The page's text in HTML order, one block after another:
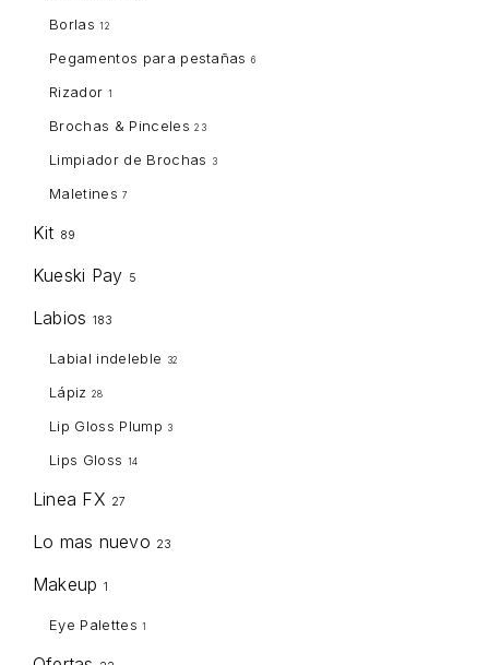
Borlas 12
Pegamentos para pestañas 6
Rizador 1
Brochas & Pinceles 23
Limpiador de Brochas 3
Maletines 7
Kit 89
Kueski Pay 5
Labios 183
Labial indeleble 32
Lápiz 28
Lip Gloss Plump 3
Lips Gloss 14
Linea FX 27
Lo mas nuevo 23
Makeup 1
Eye Palettes 1